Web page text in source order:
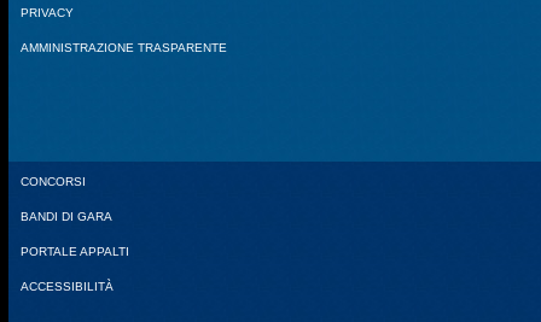
PRIVACY
AMMINISTRAZIONE TRASPARENTE
CONCORSI
BANDI DI GARA
PORTALE APPALTI
ACCESSIBILITÀ